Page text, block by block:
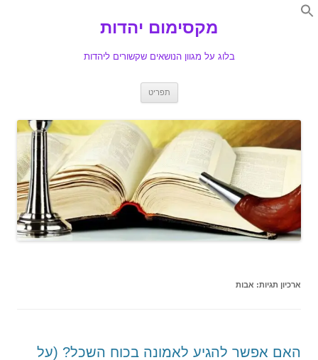
Search
מקסימום יהדות
בלוג על מגוון הנושאים שקשורים ליהדות
תפריט
ארכיון תגיות: אבות
האם אפשר להגיע לאמונה בכוח השכל? (על